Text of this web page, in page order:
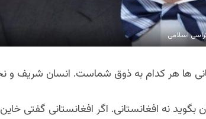
اسلامی
ها هر کدام به ذوق شماست. انسان شریف و
نه افغانستانی. اگر افغانستانی گفتی